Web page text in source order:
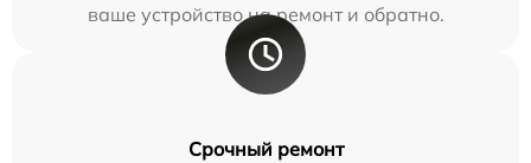
ваше устройство на ремонт и обратно.
Срочный ремонт